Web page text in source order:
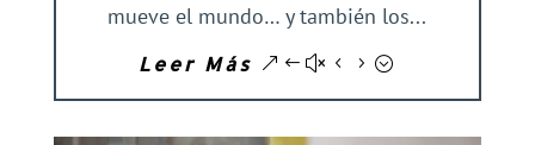
mueve el mundo… y también los...
Leer Más